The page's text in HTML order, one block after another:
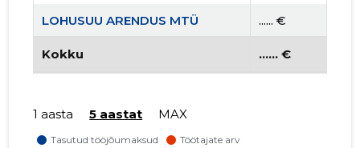
LOHUSUU ARENDUS MTÜ ...... €
PEETRI SELTS MTÜ ...... €
Kokku ...... €
1 aasta 5 aastat MAX